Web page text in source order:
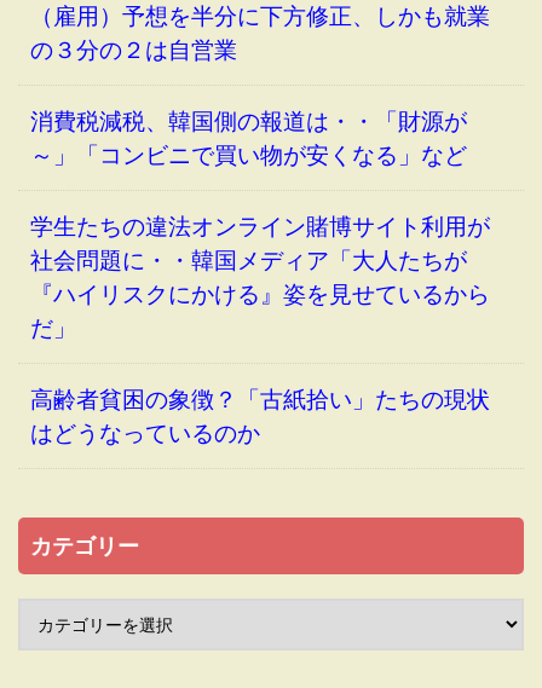
（雇用）予想を半分に下方修正、しかも就業
の３分の２は自営業
消費税減税、韓国側の報道は・・「財源が
～」「コンビニで買い物が安くなる」など
学生たちの違法オンライン賭博サイト利用が
社会問題に・・韓国メディア「大人たちが
『ハイリスクにかける』姿を見せているから
だ」
高齢者貧困の象徴？「古紙拾い」たちの現状
はどうなっているのか
カテゴリー